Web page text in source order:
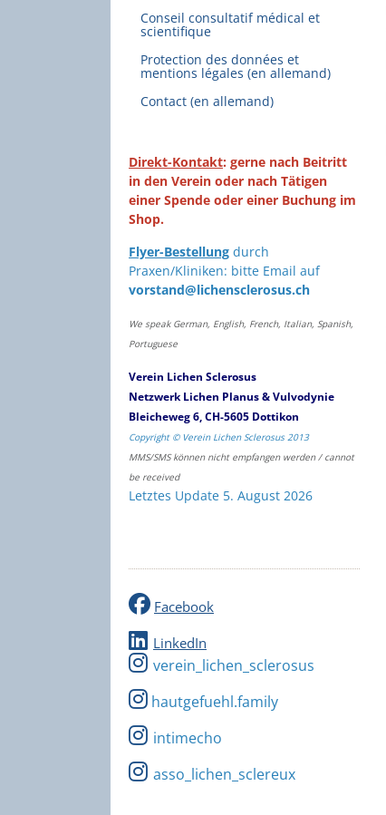
Conseil consultatif médical et
scientifique
Protection des données et
mentions légales (en allemand)
Contact (en allemand)
Direkt-Kontakt: gerne nach Beitritt
in den Verein oder nach Tätigen
einer Spende oder einer Buchung im
Shop.
Flyer-Bestellung durch
Praxen/Kliniken: bitte Email auf
vorstand@lichensclerosus.ch
We speak German, English, French, Italian, Spanish,
Portuguese
Verein Lichen Sclerosus
Netzwerk Lichen Planus & Vulvodynie
Bleicheweg 6, CH-5605 Dottikon
Copyright © Verein Lichen Sclerosus 2013
MMS/SMS können nicht empfangen werden / cannot
be received
Letztes Update 5. August 2026
Facebook
LinkedIn
verein_lichen_sclerosus
hautgefuehl.family
intimecho
asso_lichen_sclereux